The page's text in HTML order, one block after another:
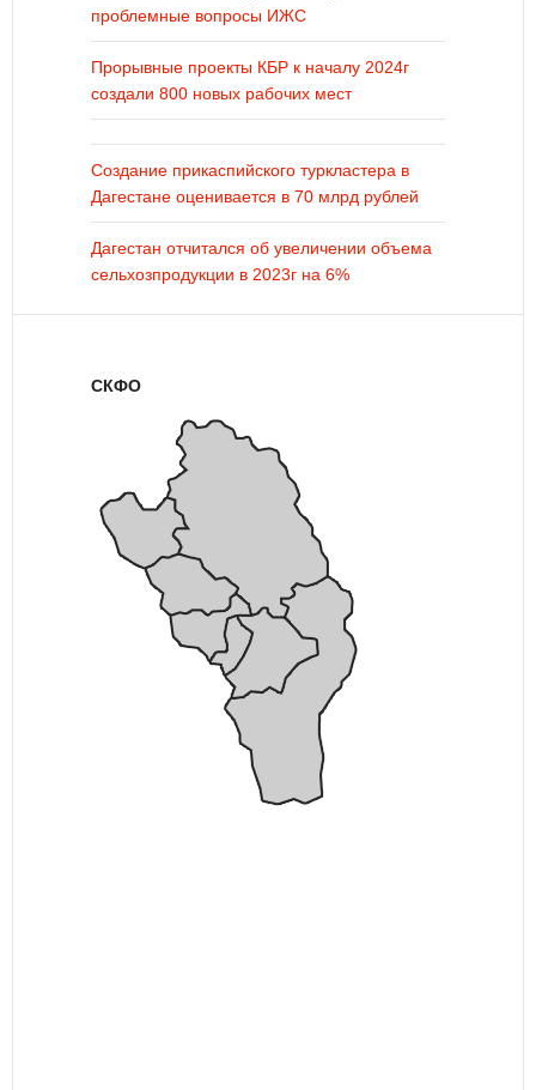
проблемные вопросы ИЖС
Прорывные проекты КБР к началу 2024г
создали 800 новых рабочих мест
Создание прикаспийского туркластера в
Дагестане оценивается в 70 млрд рублей
Дагестан отчитался об увеличении объема
сельхозпродукции в 2023г на 6%
СКФО